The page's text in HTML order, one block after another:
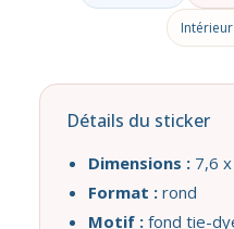
Détails du sticker
Dimensions : 7,6
Format : rond
Motif : fond tie-